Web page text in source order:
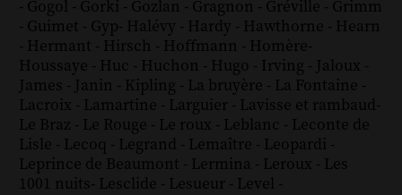
- Gogol - Gorki - Gozlan - Gragnon - Gréville - Grimm
- Guimet - Gyp- Halévy - Hardy - Hawthorne - Hearn
- Hermant - Hirsch - Hoffmann - Homère-
Houssaye - Huc - Huchon - Hugo - Irving - Jaloux -
James - Janin - Kipling - La bruyère - La Fontaine -
Lacroix - Lamartine - Larguier - Lavisse et rambaud-
Le Braz - Le Rouge - Le roux - Leblanc - Leconte de
Lisle - Lecoq - Legrand - Lemaître - Leopardi -
Leprince de Beaumont - Lermina - Leroux - Les
1001 nuits- Lesclide - Lesueur - Level -